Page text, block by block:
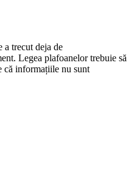
a trecut deja de
Legea plafoanelor trebuie să
că informațiile nu sunt